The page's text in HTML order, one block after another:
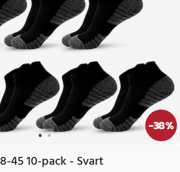
-38%
45 10-pack - Svart